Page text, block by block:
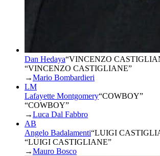
Dan Hedaya“VINCENZO
“VINCENZO CASTIGLIANE”
→Mario Bombardieri
LM
Lafayette Montgomery“COWBOY”
“COWBOY”
→Luca Dal Fabbro
AB
Angelo Badalamenti“LUIGI
“LUIGI CASTIGLIANE”
→Mauro Bosco